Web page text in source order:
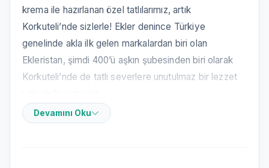
krema ile hazırlanan özel tatlılarımız, artık
Korkuteli’nde sizlerle! Ekler denince Türkiye
genelinde akla ilk gelen markalardan biri olan
Ekleristan, şimdi 400’ü aşkın şubesinden biri olarak
Korkuteli’nde de tatlı severlere unutulmaz bir lezzet
Lezzetin merkezinde doğallık ve özenle seçilen
Devamını Oku